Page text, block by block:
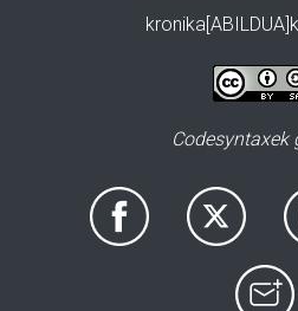
Codesyntaxek